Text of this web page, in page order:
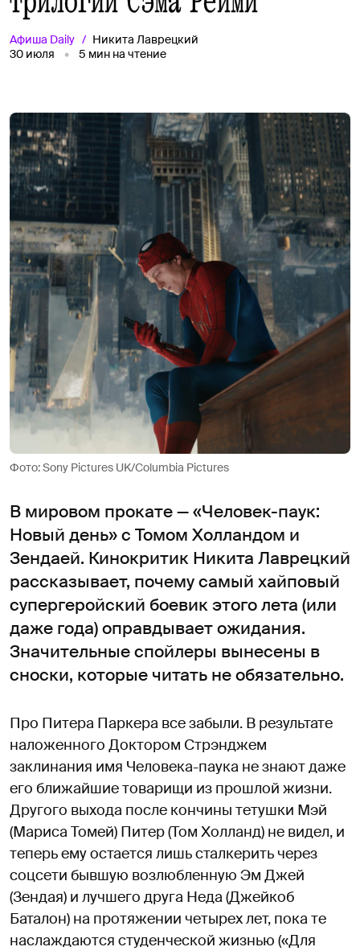
Афиша Daily
Никита Лаврецкий
30 июля
5 мин на чтение
Фото: Sony Pictures UK/Columbia Pictures
В мировом прокате — «Человек-паук:
Новый день» с Томом Холландом и
Зендаей. Кинокритик Никита Лаврецкий
рассказывает, почему самый хайповый
супергеройский боевик этого лета (или
даже года) оправдывает ожидания.
Значительные спойлеры вынесены в
сноски, которые читать не обязательно.
Про Питера Паркера все забыли. В результате
наложенного Доктором Стрэнджем
заклинания имя Человека-паука не знают даже
его ближайшие товарищи из прошлой жизни.
Другого выхода после кончины тетушки Мэй
(Мариса Томей) Питер (Том Холланд) не видел, и
теперь ему остается лишь сталкерить через
соцсети бывшую возлюбленную Эм Джей
(Зендая) и лучшего друга Неда (Джейкоб
Баталон) на протяжении четырех лет, пока те
наслаждаются студенческой жизнью («Для